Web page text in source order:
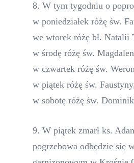
8. W tym tygodniu o
w poniedziałek różę św.
we wtorek różę bł. Natalii
w środę różę św.
w czwartek różę św.
w piątek różę św.
w sobotę różę św.
9. W piątek zmarł ks.
pogrzebowa odbędzie się